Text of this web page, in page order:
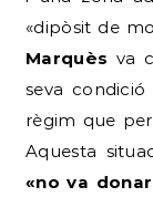
«dipòsit de
Marquès va
seva
règim que
Aquesta
«no va